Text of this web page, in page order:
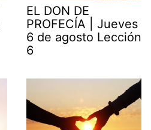
EL DON DE
PROFECÍA | Jueves
6 de agosto Lección
6